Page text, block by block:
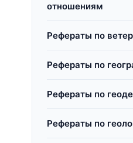
отношениям
Рефераты по
Рефераты по
Рефераты по
Рефераты по